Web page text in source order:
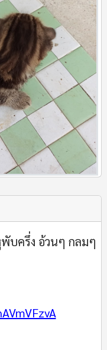
บครึ่ง อ้วนๆ กลมๆ